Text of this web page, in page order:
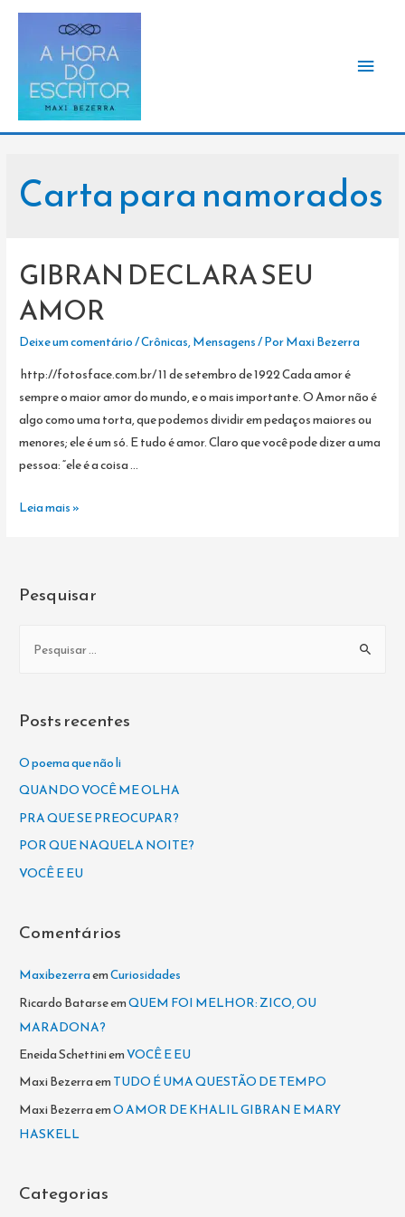
Carta para namorados
GIBRAN DECLARA SEU
AMOR
Deixe um comentário/Crônicas,Mensagens/ PorMaxi Bezerra
http://fotosface.com.br/ 11 de setembro de 1922 Cada amor é
sempre o maior amor do mundo, e o mais importante. O Amor não é
algo como uma torta, que podemos dividir em pedaços maiores ou
menores; ele é um só. E tudo é amor. Claro que você pode dizer a uma
pessoa: “ele é a coisa …
GIBRAN
Leia mais »
Pesquisar
i
s
p
o
:
Posts recentes
O poema que não li
QUANDO VOCÊ ME OLHA
PRA QUE SE PREOCUPAR?
POR QUE NAQUELA NOITE?
VOCÊ E EU
Comentários
MaxibezerraemCuriosidades
Ricardo BatarseemQUEM FOI MELHOR: ZICO, OU
MARADONA?
Eneida SchettiniemVOCÊ E EU
Maxi Bezerraem TUDO É UMA QUESTÃO DE TEMPO
Maxi BezerraemO AMOR DE KHALIL GIBRAN E MARY
HASKELL
Categorias